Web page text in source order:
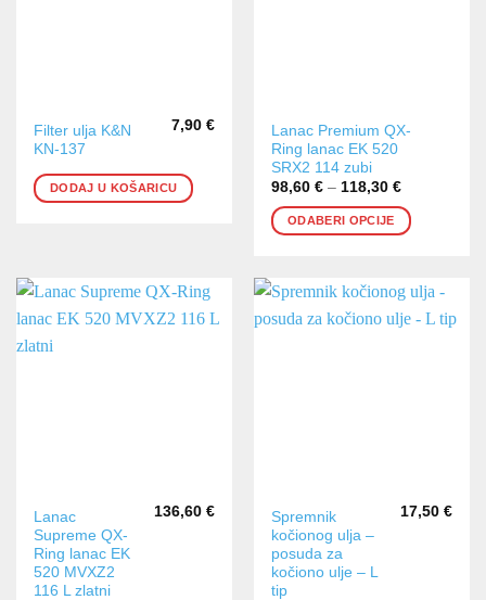
Filter ulja K&N
KN-137
7,90 €
DODAJ U KOŠARICU
Lanac Premium QX-
Ring lanac EK 520
SRX2 114 zubi
98,60€ – 118,30€
od
98,60 €
ODABERI OPCIJE
Ovaj
proizvod
ima
više
varijanti.
mogu
odabrati
Lanac
Supreme QX-
Ring lanac EK
520 MVXZ2
116 L zlatni
136,60 €
Spremnik
kočionog ulja –
posuda za
kočiono ulje – L
tip
17,50 €